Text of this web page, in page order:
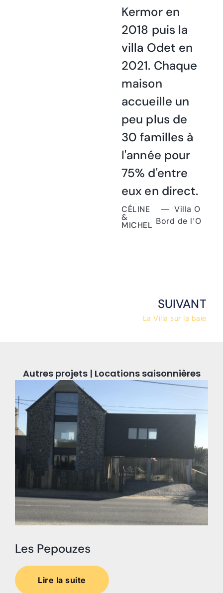
Kermor en
2018 puis la
villa Odet en
2021. Chaque
maison
accueille un
peu plus de
30 familles à
l'année pour
75% d'entre
eux en direct.
CÉLINE
&
MICHEL
Villa O
Bord de l'O
SUIVANT
La Villa sur la baie
Autres projets | Locations saisonnières
Les Pepouzes
Lire la suite